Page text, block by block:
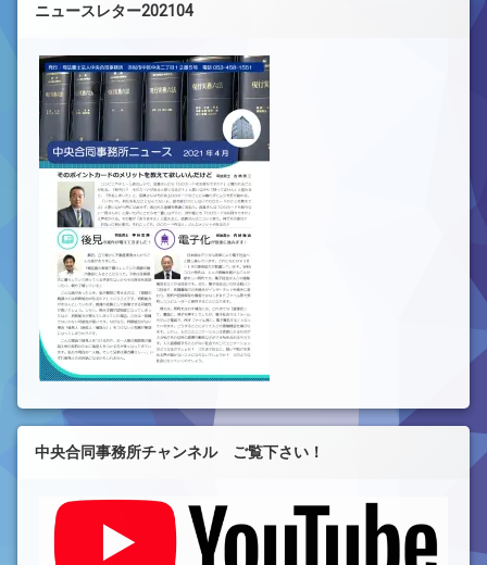
ニュースレター202104
中央合同事務所チャンネル ご覧下さい！